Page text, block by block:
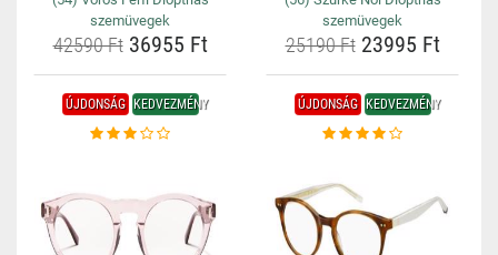
szemüvegek
42590 Ft36955 Ft
szemüvegek
25190 Ft23995 Ft
ÚJDONSÁG KEDVEZMÉNY ÚJDONSÁG KEDVEZMÉNY